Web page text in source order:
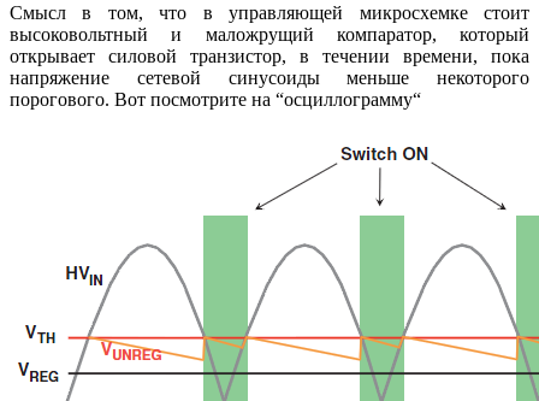
Смысл в том, что в управляющей микросхемке стоит
высоковольтный и маложрущий компаратор, который
открывает силовой транзистор, в течении времени, пока
напряжение сетевой синусоиды меньше некоторого
порогового. Вот посмотрите на “осциллограмму“